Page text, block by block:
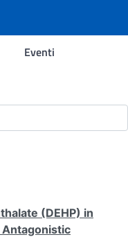
Eventi
(DEHP) in
Antagonistic